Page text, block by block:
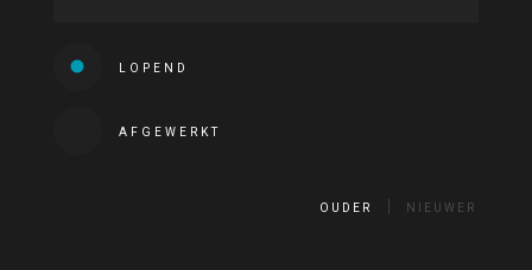
LOPEND
AFGEWERKT
OUDER NIEUWER